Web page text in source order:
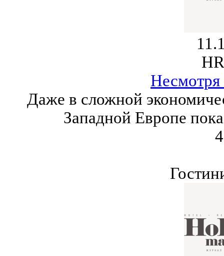
Несмотря
Даже в сложной
Западной Европе